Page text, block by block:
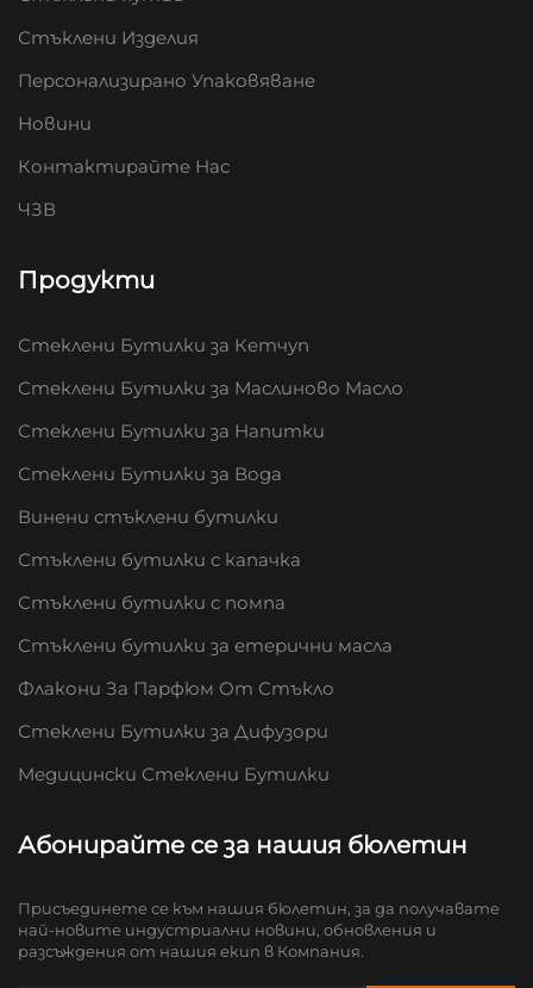
Стъклени Изделия
Персонализирано Упаковяване
Новини
Контактирайте Нас
ЧЗВ
Продукти
Стеклени Бутилки за Кетчуп
Стеклени Бутилки за Маслиново Масло
Стеклени Бутилки за Напитки
Стеклени Бутилки за Вода
Винени стъклени бутилки
Стъклени бутилки с капачка
Стъклени бутилки с помпа
Стъклени бутилки за етерични масла
Флакони За Парфюм От Стъкло
Стеклени Бутилки за Дифузори
Медицински Стеклени Бутилки
Абонирайте се за нашия бюлетин
Присъединете се към нашия бюлетин, за да получавате
най-новите индустриални новини, обновления и
разсъждения от нашия екип в Компания.